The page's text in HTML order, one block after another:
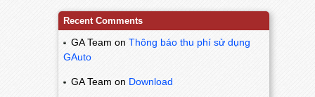
Recent Comments
GA Team on Thông báo thu phí sử dụng
GAuto
GA Team on Download